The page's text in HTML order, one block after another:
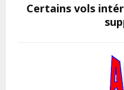
Certains vols